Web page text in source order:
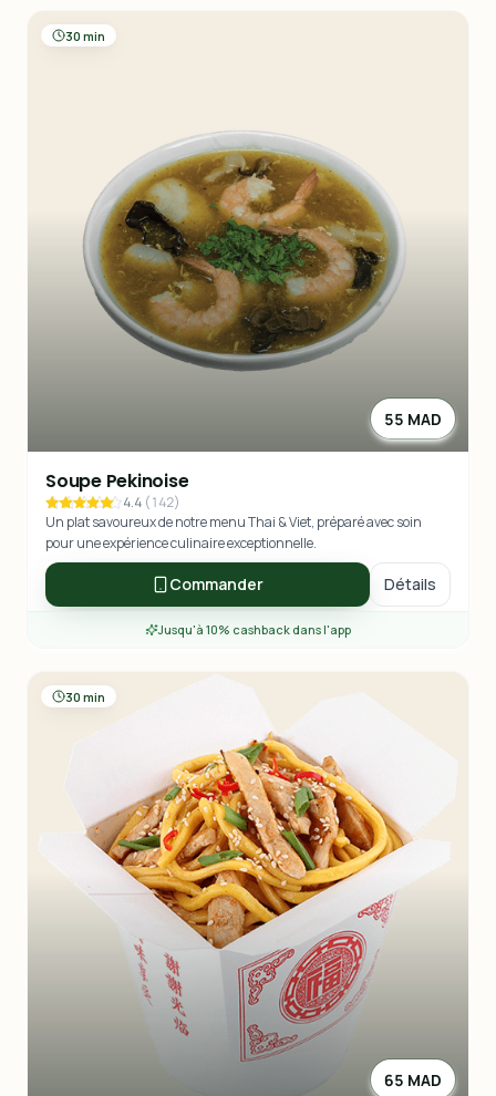
30 min
55 MAD
Soupe Pekinoise
4.4 (142)
Un plat savoureux de notre menu Thai & Viet, préparé avec soin
pour une expérience culinaire exceptionnelle.
Commander Détails
Jusqu'à 10% cashback dans l'app
30 min
65 MAD